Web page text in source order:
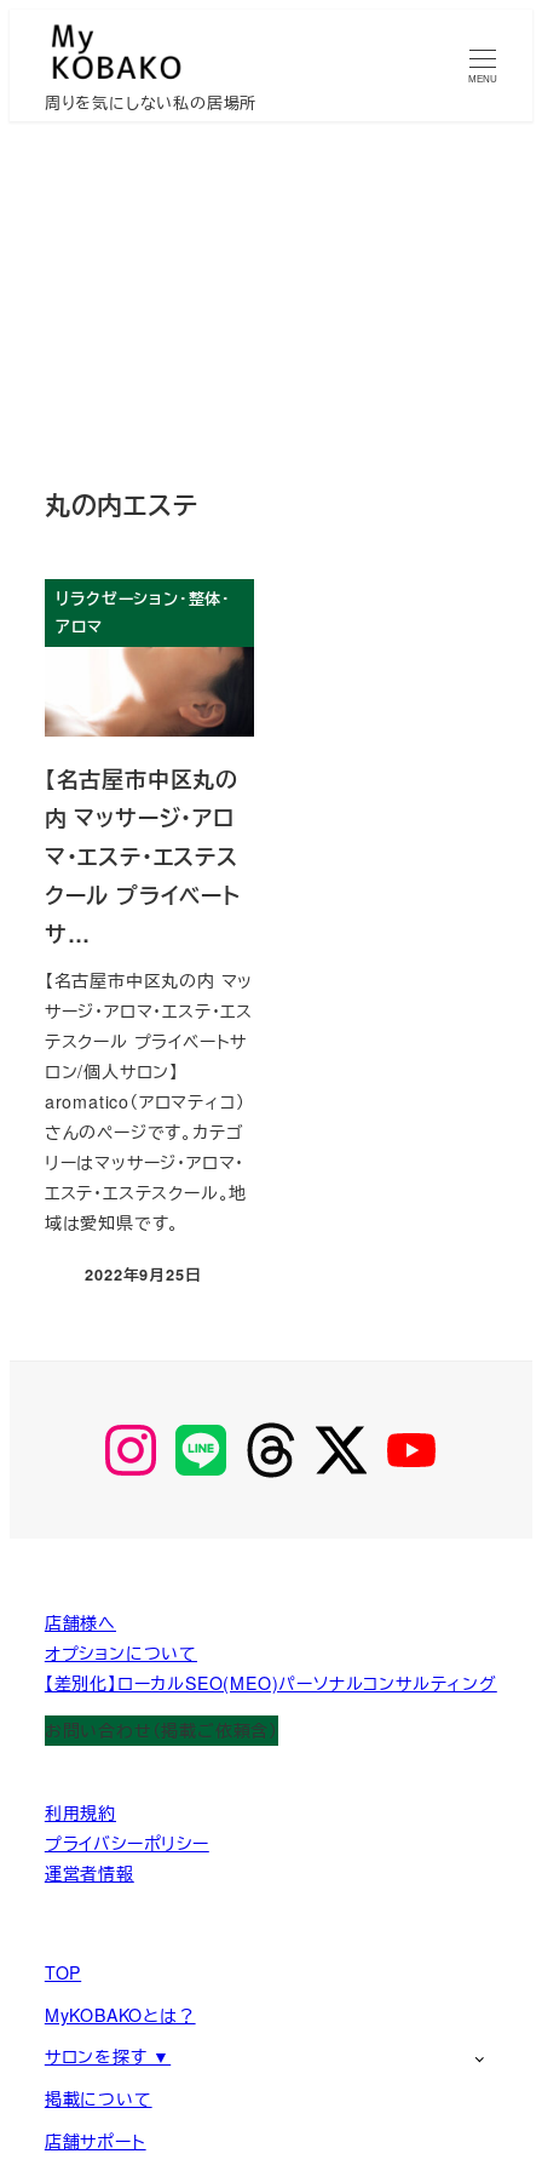
周りを気にしない私の居場所
MENU
丸の内エステ
リラクゼーション・整体・
アロマ
【名古屋市中区丸の
内 マッサージ・アロ
マ・エステ・エステス
クール プライベート
サ…
【名古屋市中区丸の内 マッ
サージ・アロマ・エステ・エス
テスクール プライベートサ
ロン/個人サロン】
aromatico（アロマティコ）
さんのページです。カテゴ
リーはマッサージ・アロマ・
エステ・エステスクール。地
域は愛知県です。
投稿日
2022年9月25日
【Instagram】
MyKOBAKO
【LINE】 【threads】 【Twitter】
店舗様へ
オプションについて
【差別化】ローカルSEO(MEO)パーソナルコンサルティング
お問い合わせ（掲載ご依頼含）
利用規約
プライバシーポリシー
運営者情報
TOP
MyKOBAKOとは？
サロンを探す ▼
掲載について
店舗サポート